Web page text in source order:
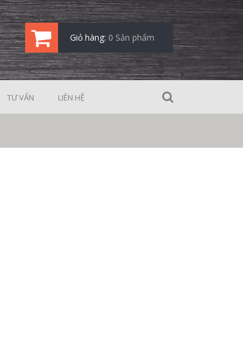
Giỏ hàng: 0 Sản phẩm
TƯ VẤN LIÊN HỆ